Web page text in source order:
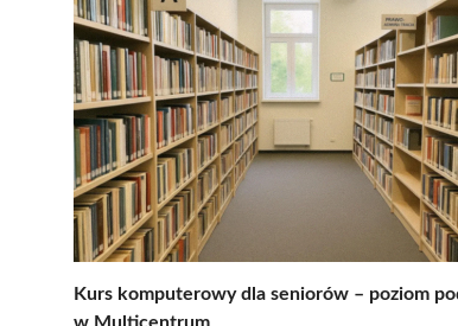
Kurs komputerowy dla seniorów – poziom
w Multicentrum